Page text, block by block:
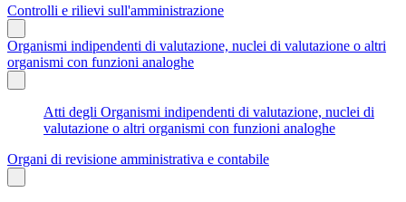
Controlli e rilievi sull'amministrazione
Organismi indipendenti di valutazione, nuclei di valutazione o altri
organismi con funzioni analoghe
Atti degli Organismi indipendenti di valutazione, nuclei di
valutazione o altri organismi con funzioni analoghe
Organi di revisione amministrativa e contabile